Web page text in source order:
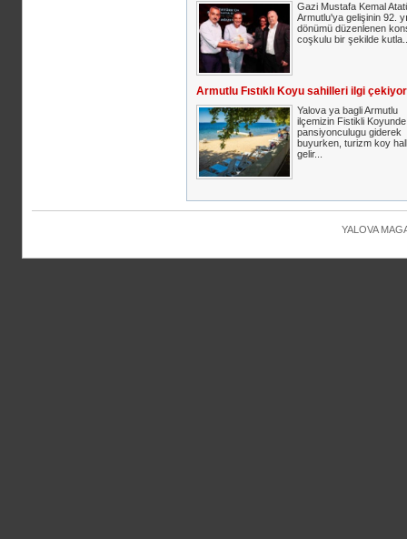
Gazi Mustafa Kemal
Armutlu'ya gelişinin 92.
dönümü düzenlenen
coşkulu bir şekilde
Armutlu Fıstıklı Koyu sahilleri ilgi çekiyor
Yalova ya bagli Armutlu
ilçemizin Fistikli
pansiyonculugu giderek
buyurken, turizm koy
gelir...
YALOVA